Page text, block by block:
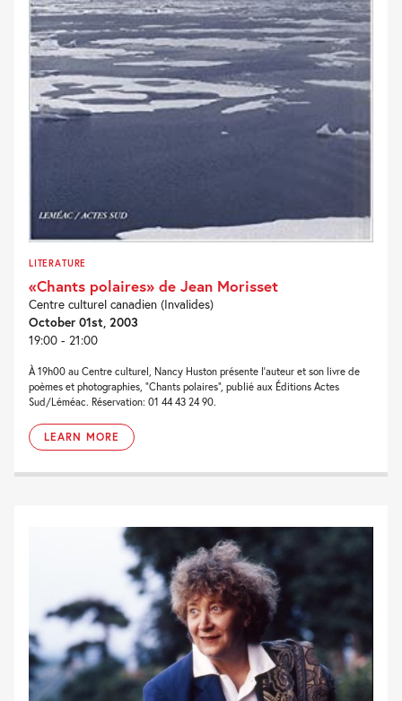
LITERATURE
«Chants polaires» de Jean Morisset
Centre culturel canadien (Invalides)
October 01st, 2003
19:00 - 21:00
À 19h00 au Centre culturel, Nancy Huston présente l’auteur et son livre de
poèmes et photographies, “Chants polaires”, publié aux Éditions Actes
Sud/Léméac. Réservation: 01 44 43 24 90.
LEARN MORE